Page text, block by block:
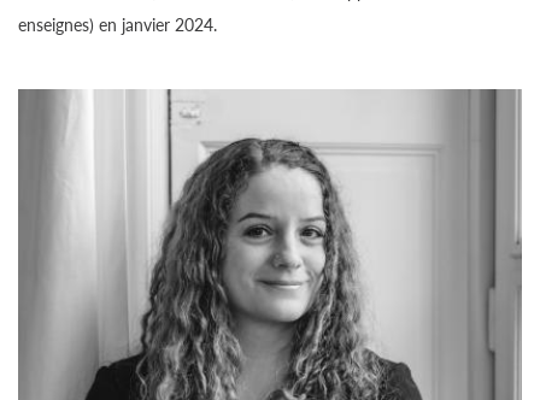
enseignes) en janvier 2024.